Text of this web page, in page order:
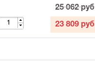
25 062руб
23 809 руб